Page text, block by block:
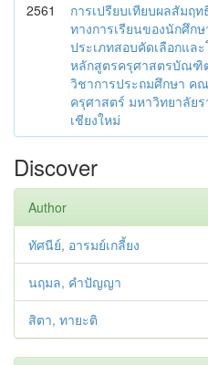
2561
การเปรียบเทียบผลสัมฤท
ทางการเรียนของนักศึกษ
ประเภทสอบคัดเลือกแล
หลักสูตรครุศาสตรบัณฑิ
วิชาการประถมศึกษา ค
ครุศาสตร์ มหาวิทยาลัย
เชียงใหม่
Discover
Author
ทัศนีย์, อารมย์เกลี้ยง
นฤมล, คำปัญญา
สิตา, ทายะติ